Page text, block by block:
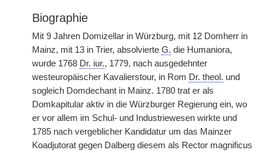
Biographie
Mit 9 Jahren Domizellar in Würzburg, mit 12 Domherr in
Mainz, mit 13 in Trier, absolvierte G. die Humaniora,
wurde 1768 Dr. iur., 1779, nach ausgedehnter
westeuropäischer Kavalierstour, in Rom Dr. theol. und
sogleich Domdechant in Mainz. 1780 trat er als
Domkapitular aktiv in die Würzburger Regierung ein, wo
er vor allem im Schul- und Industriewesen wirkte und
1785 nach vergeblicher Kandidatur um das Mainzer
Koadjutorat gegen Dalberg diesem als Rector magnificus